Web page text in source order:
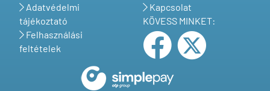
Adatvédelmi
tájékoztató
Felhasználási
feltételek
Kapcsolat
KÖVESS MINKET: